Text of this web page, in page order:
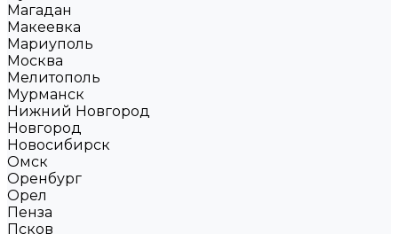
Магадан
Макеевка
Мариуполь
Москва
Мелитополь
Мурманск
Нижний Новгород
Новгород
Новосибирск
Омск
Оренбург
Орел
Пенза
Псков